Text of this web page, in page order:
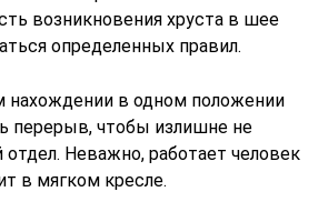
возникновения хруста в шее
определенных правил.
в одном положении
перерыв, чтобы излишне не
Неважно, работает человек
в мягком кресле.